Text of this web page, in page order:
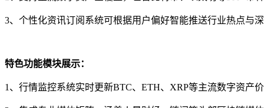
3、个性化资讯订阅系统可根据用户偏好智能推送行业热点与
特色功能模块展示：
1、行情监控系统实时更新BTC、ETH、XRP等主流数字资产